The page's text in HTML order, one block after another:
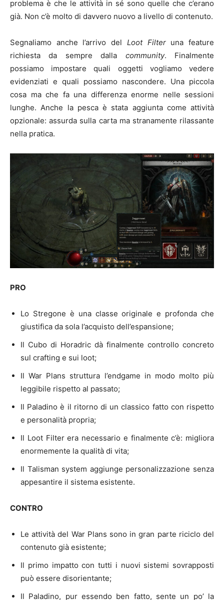
problema è che le attività in sé sono quelle che c’erano
già. Non c’è molto di davvero nuovo a livello di contenuto.
Segnaliamo anche l’arrivo del Loot Filteruna feature
richiesta da sempre dalla community. Finalmente
possiamo impostare quali oggetti vogliamo vedere
evidenziati e quali possiamo nascondere. Una piccola
cosa ma che fa una differenza enorme nelle sessioni
lunghe. Anche la pesca è stata aggiunta come attività
opzionale: assurda sulla carta ma stranamente rilassante
nella pratica.
PRO
Lo Stregone è una classe originale e profonda che
giustifica da sola l’acquisto dell’espansione;
Il Cubo di Horadric dà finalmente controllo concreto
sul crafting e sui loot;
Il War Plans struttura l’endgame in modo molto più
leggibile rispetto al passato;
Il Paladino è il ritorno di un classico fatto con rispetto
e personalità propria;
Il Loot Filter era necessario e finalmente c’è: migliora
enormemente la qualità di vita;
Il Talisman system aggiunge personalizzazione senza
appesantire il sistema esistente.
CONTRO
Le attività del War Plans sono in gran parte riciclo del
contenuto già esistente;
Il primo impatto con tutti i nuovi sistemi sovrapposti
può essere disorientante;
Il Paladino, pur essendo ben fatto, sente un po’ la